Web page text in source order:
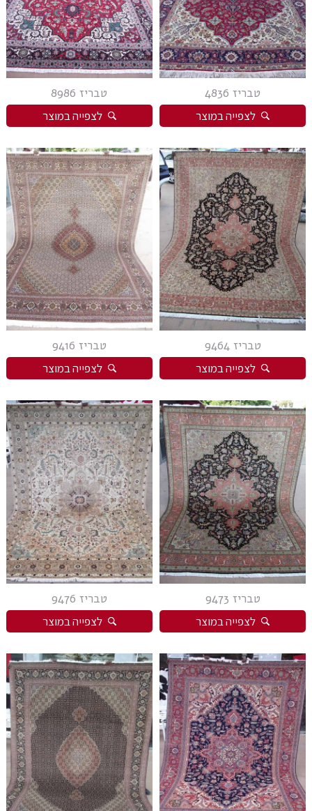
מידות
קולקציה
צבעים
חומר
טבריז 4836
לצפייה במוצר
טבריז 8986
לצפייה במוצר
טבריז 9464
לצפייה במוצר
טבריז 9416
לצפייה במוצר
טבריז 9473
לצפייה במוצר
טבריז 9476
לצפייה במוצר